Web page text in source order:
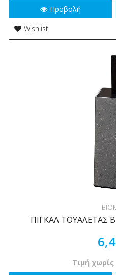
Προβολή
Wishlist
ΠΙΓΚΑΛ ΤΟΥΑΛΕΤΑΣ
Τιμή